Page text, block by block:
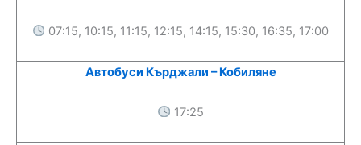
07:15, 10:15, 11:15, 12:15, 14:15, 15:30, 16:35, 17:00
Автобуси Кърджали – Кобиляне
17:25